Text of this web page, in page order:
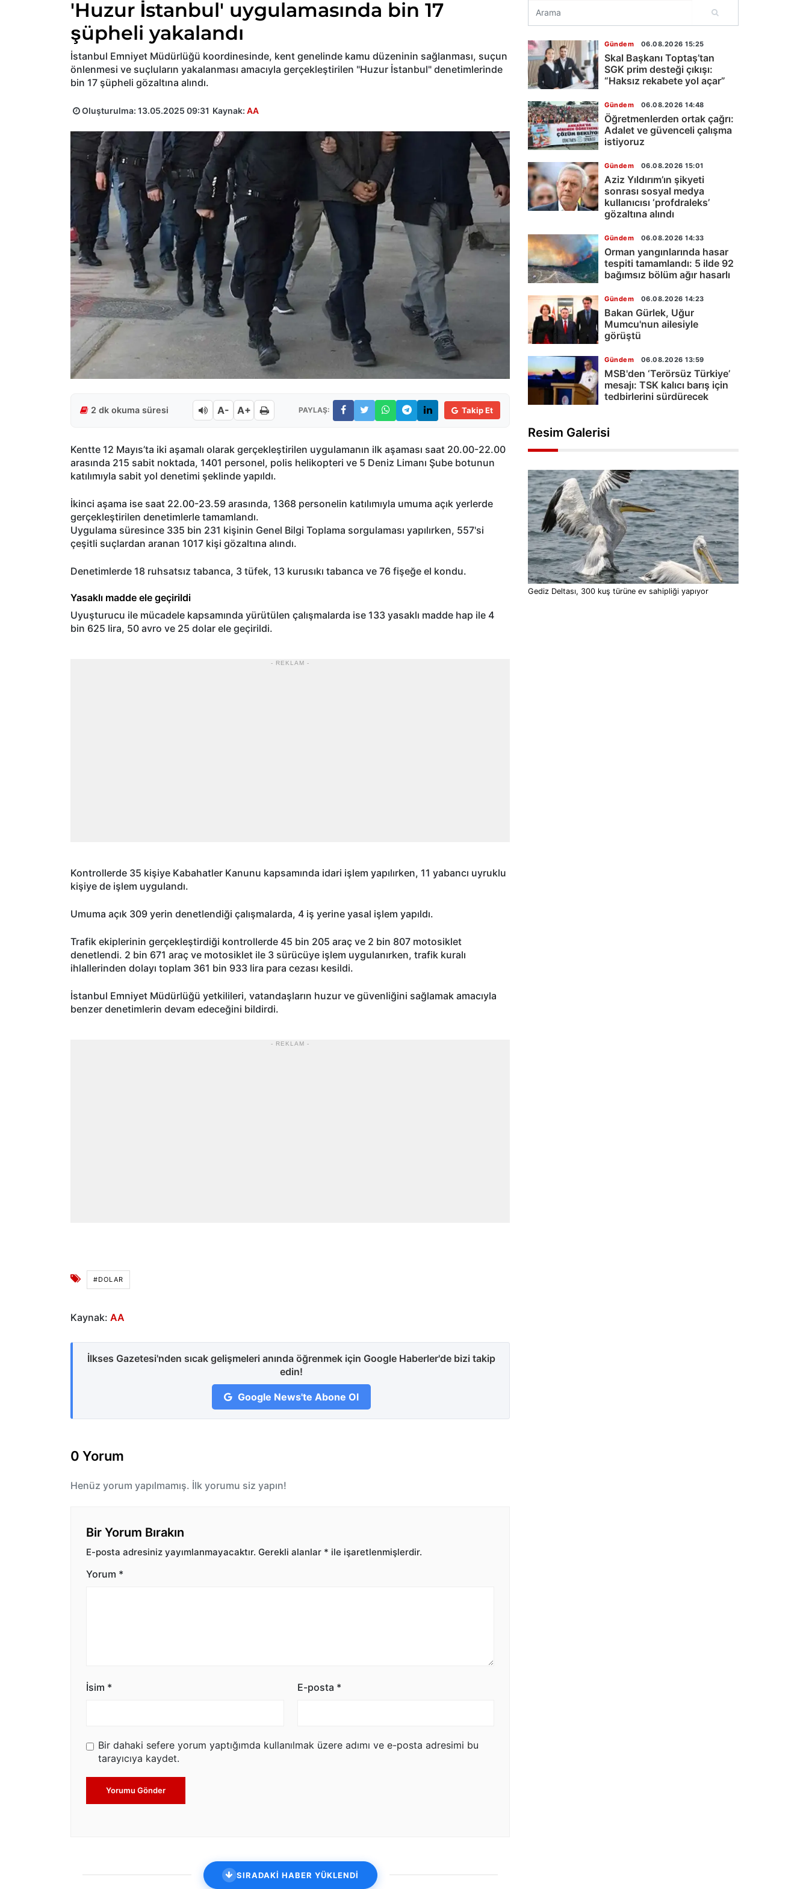
'Huzur İstanbul' uygulamasında bin 17
şüpheli yakalandı
İstanbul Emniyet Müdürlüğü koordinesinde, kent genelinde kamu düzeninin sağlanması, suçun
önlenmesi ve suçluların yakalanması amacıyla gerçekleştirilen "Huzur İstanbul" denetimlerinde
bin 17 şüpheli gözaltına alındı.
Oluşturulma: 13.05.2025 09:31 Kaynak: AA
2 dk okuma süresi A- A+ PAYLAŞ: Takip Et
Kentte 12 Mayıs’ta iki aşamalı olarak gerçekleştirilen uygulamanın ilk aşaması saat 20.00-22.00
arasında 215 sabit noktada, 1401 personel, polis helikopteri ve 5 Deniz Limanı Şube botunun
katılımıyla sabit yol denetimi şeklinde yapıldı.
İkinci aşama ise saat 22.00-23.59 arasında, 1368 personelin katılımıyla umuma açık yerlerde
gerçekleştirilen denetimlerle tamamlandı.
Uygulama süresince 335 bin 231 kişinin Genel Bilgi Toplama sorgulaması yapılırken, 557'si
çeşitli suçlardan aranan 1017 kişi gözaltına alındı.
Denetimlerde 18 ruhsatsız tabanca, 3 tüfek, 13 kurusıkı tabanca ve 76 fişeğe el kondu.
Yasaklı madde ele geçirildi
Uyuşturucu ile mücadele kapsamında yürütülen çalışmalarda ise 133 yasaklı madde hap ile 4
bin 625 lira, 50 avro ve 25 dolar ele geçirildi.
- REKLAM -
Kontrollerde 35 kişiye Kabahatler Kanunu kapsamında idari işlem yapılırken, 11 yabancı uyruklu
kişiye de işlem uygulandı.
Umuma açık 309 yerin denetlendiği çalışmalarda, 4 iş yerine yasal işlem yapıldı.
Trafik ekiplerinin gerçekleştirdiği kontrollerde 45 bin 205 araç ve 2 bin 807 motosiklet
denetlendi. 2 bin 671 araç ve motosiklet ile 3 sürücüye işlem uygulanırken, trafik kuralı
ihlallerinden dolayı toplam 361 bin 933 lira para cezası kesildi.
İstanbul Emniyet Müdürlüğü yetkilileri, vatandaşların huzur ve güvenliğini sağlamak amacıyla
benzer denetimlerin devam edeceğini bildirdi.
- REKLAM -
#DOLAR
Kaynak: AA
İlkses Gazetesi'nden sıcak gelişmeleri anında öğrenmek için Google Haberler'de bizi takip
edin!
Google News'te Abone Ol
0 Yorum
Henüz yorum yapılmamış. İlk yorumu siz yapın!
Bir Yorum Bırakın
E-posta adresiniz yayımlanmayacaktır. Gerekli alanlar * ile işaretlenmişlerdir.
Yorum *
İsim * E-posta *
Bir dahaki sefere yorum yaptığımda kullanılmak üzere adımı ve e-posta adresimi bu
tarayıcıya kaydet.
Yorumu Gönder
SIRADAKİ HABER YÜKLENDİ
Gündem 06.08.2026 15:25
Skal Başkanı Toptaş’tan
SGK prim desteği çıkışı:
“Haksız rekabete yol açar”
Gündem 06.08.2026 14:48
Öğretmenlerden ortak çağrı:
Adalet ve güvenceli çalışma
istiyoruz
Gündem 06.08.2026 15:01
Aziz Yıldırım’ın şikyeti
sonrası sosyal medya
kullanıcısı ‘profdraleks’
gözaltına alındı
Gündem 06.08.2026 14:33
Orman yangınlarında hasar
tespiti tamamlandı: 5 ilde 92
bağımsız bölüm ağır hasarlı
Gündem 06.08.2026 14:23
Bakan Gürlek, Uğur
Mumcu'nun ailesiyle
görüştü
Gündem 06.08.2026 13:59
MSB'den ‘Terörsüz Türkiye’
mesajı: TSK kalıcı barış için
tedbirlerini sürdürecek
Resim Galerisi
Gediz Deltası, 300 kuş türüne ev sahipliği yapıyor